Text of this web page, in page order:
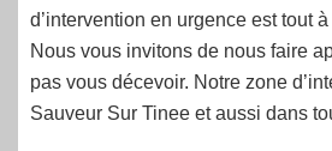
d’intervention en urgence est tout
Nous vous invitons de nous faire
pas vous décevoir. Notre zone
Sauveur Sur Tinee et aussi dans